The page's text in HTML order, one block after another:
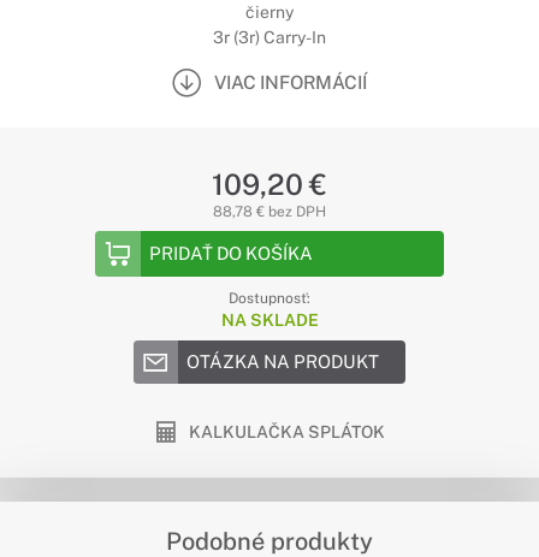
čierny
3r (3r) Carry-In
VIAC INFORMÁCIÍ
109,20 €
88,78 € bez DPH
PRIDAŤ DO KOŠÍKA
Dostupnosť:
NA SKLADE
OTÁZKA NA PRODUKT
KALKULAČKA SPLÁTOK
Podobné produkty